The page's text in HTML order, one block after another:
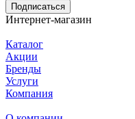
Подписаться
Интернет-магазин
Каталог
Акции
Бренды
Услуги
Компания